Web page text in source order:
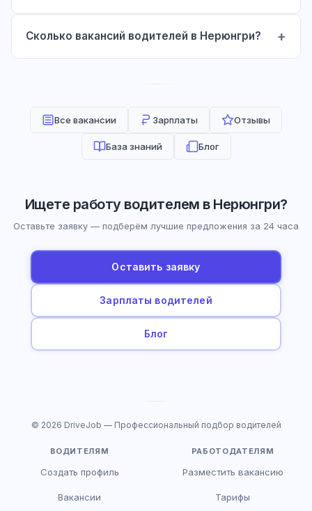
Сколько вакансий водителей в Нерюнгри?
Все вакансии Зарплаты Отзывы
База знаний Блог
Ищете работу водителем в Нерюнгри?
Оставьте заявку — подберём лучшие предложения за 24 часа
Оставить заявку
Зарплаты водителей
Блог
© 2026 DriveJob — Профессиональный подбор водителей
ВОДИТЕЛЯМ
Создать профиль
Вакансии
РАБОТОДАТЕЛЯМ
Разместить вакансию
Тарифы